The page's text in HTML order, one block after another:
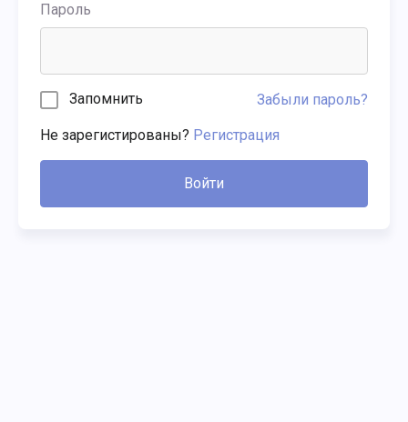
Пароль
Запомнить Забыли пароль?
Не зарегистированы? Регистрация